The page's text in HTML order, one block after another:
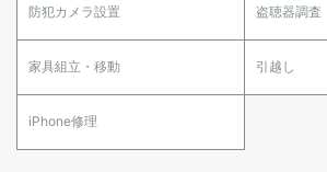
防犯カメラ設置 盗聴器調査
家具組立・移動 引越し
iPhone修理